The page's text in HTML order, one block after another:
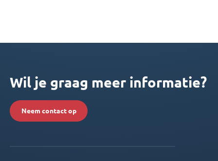
Wil je graag meer informatie?
Neem contact op